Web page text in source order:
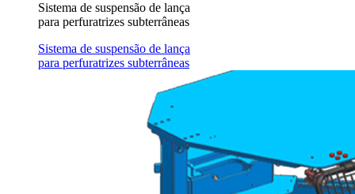
Sistema de suspensão de lança
para perfuratrizes subterrâneas
Sistema de suspensão de lança
para perfuratrizes subterrâneas